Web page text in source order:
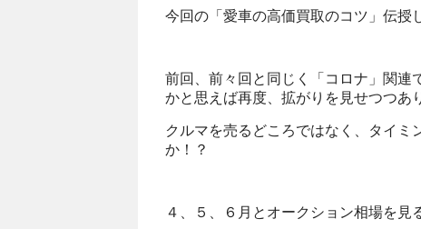
今回の「愛車の高価買取のコツ」伝授
前回、前々回と同じく「コロナ」関連
かと思えば再度、拡がりを見せつつあ
クルマを売るどころではなく、タイミ
か！？
４、５、６月とオークション相場を見